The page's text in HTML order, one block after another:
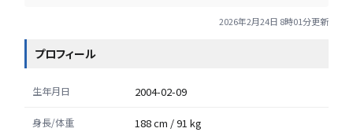
2026年2月24日 8時01分更新
プロフィール
生年月日 2004-02-09
身長/体重 188 cm / 91 kg